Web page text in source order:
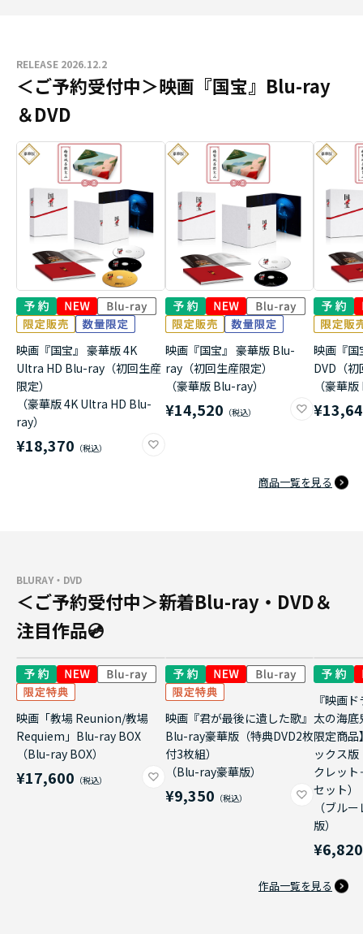
RELEASE 2026.12.2
＜ご予約受付中＞映画『国宝』Blu-ray
＆DVD
映画『国宝』 豪華版 4K
Ultra HD Blu-ray（初回生産
限定）
（豪華版 4K Ultra HD Blu-
ray）
¥18,370
映画『国宝』 豪華版 Blu-
ray（初回生産限定）
（豪華版 Blu-ray）
¥14,520
映画『国
DVD（
（豪華
商品一覧を見る
BLURAY・DVD
＜ご予約受付中＞新着Blu-ray・DVD＆
注目作品💿
映画「教場 Reunion/教場
Requiem」Blu-ray BOX
（Blu-ray BOX）
¥17,600
映画『君が最後に遺した歌』
Blu-ray豪華版（特典DVD2枚
付3枚組）
（Blu-ray豪華版）
¥9,350
『映画
太の海底
限定商品
ックス
クレッ
セット）
（ブル
版）
¥6,820
作品一覧を見る